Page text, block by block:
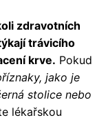
zdravotních
trávicího
krve. Pokud
jako je
stolice nebo
lékařskou